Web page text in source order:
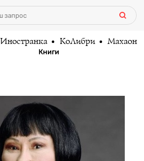
Иностранка КоЛибри Махаон
Книги